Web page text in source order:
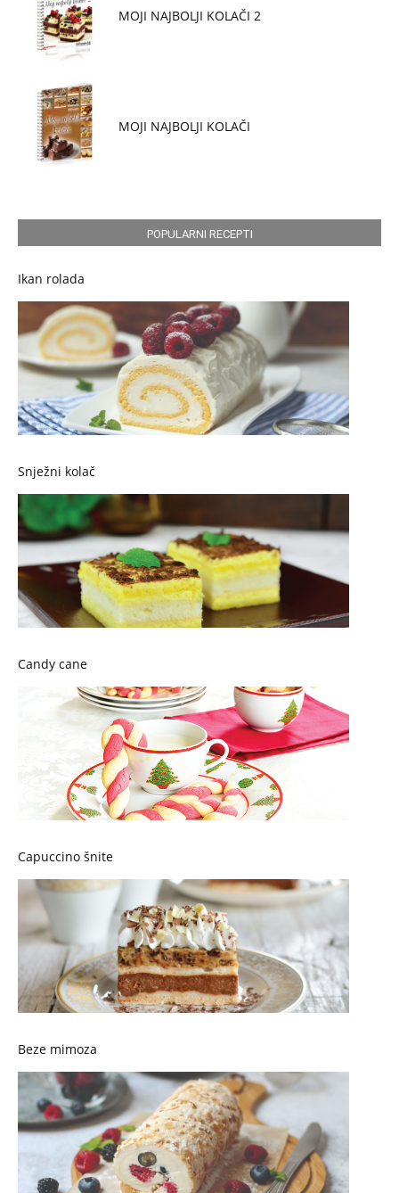
MOJI NAJBOLJI KOLAČI 2
MOJI NAJBOLJI KOLAČI
POPULARNI RECEPTI
Ikan rolada
Snježni kolač
Candy cane
Capuccino šnite
Beze mimoza